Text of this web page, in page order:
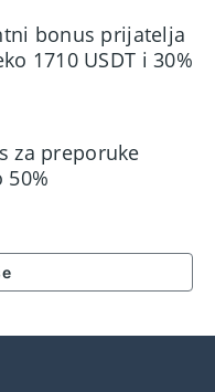
bonus prijatelja
1710 USDT i 30%
za preporuke